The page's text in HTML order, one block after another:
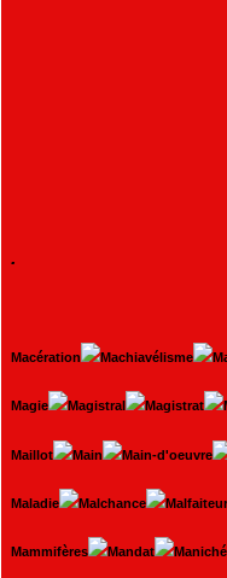
.
Macération Machiavélisme
Magie Magistral Magistrat
Maillot Main Main-d'oeuvre
Maladie Malchance Malfaiteur
Mammifères Mandat